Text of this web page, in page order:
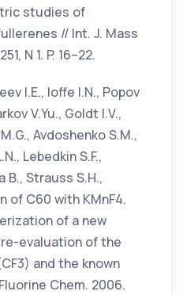
studies of
// Int. J. Mass
N 1. P. 16–22.
I.E., Ioffe I.N., Popov
V.Yu., Goldt I.V.,
Avdoshenko S.M.,
Lebedkin S.F.,
B., Strauss S.H.,
of C60 with KMnF4.
of a new
evaluation of the
and the known
Chem. 2006.